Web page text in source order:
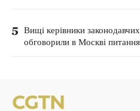
5 Вищі керівники
обговорили в Москві питання